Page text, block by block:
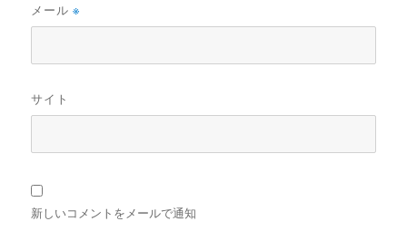
メール※
サイト
新しいコメントをメールで通知